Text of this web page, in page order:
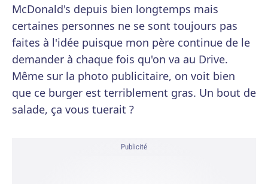
McDonald's depuis bien longtemps mais
certaines personnes ne se sont toujours pas
faites à l'idée puisque mon père continue de le
demander à chaque fois qu'on va au Drive.
Même sur la photo publicitaire, on voit bien
que ce burger est terriblement gras. Un bout de
salade, ça vous tuerait ?
Publicité